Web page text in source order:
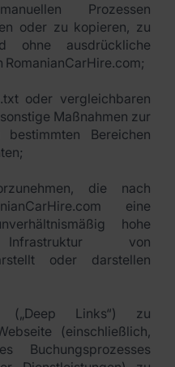
Prozessen
oder zu kopieren, zu
ohne ausdrückliche
oder vergleichbaren
Maßnahmen zur
bestimmten Bereichen
die nach
eine
hohe
von
oder darstellen
(„Deep Links“) zu
(einschließlich,
Buchungsprozesses